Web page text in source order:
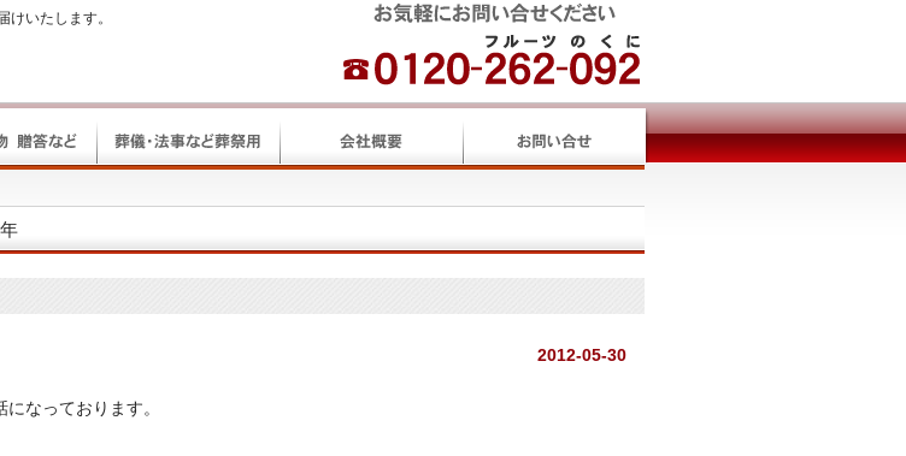
いたします。
2012-05-30
になっております。